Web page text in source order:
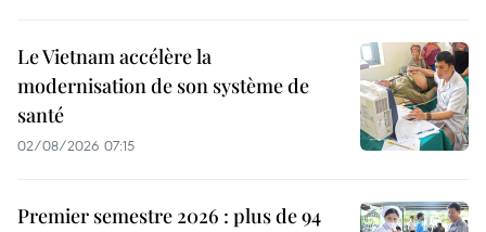
Le Vietnam accélère la
modernisation de son système de
santé
02/08/2026 07:15
Premier semestre 2026 : plus de 94